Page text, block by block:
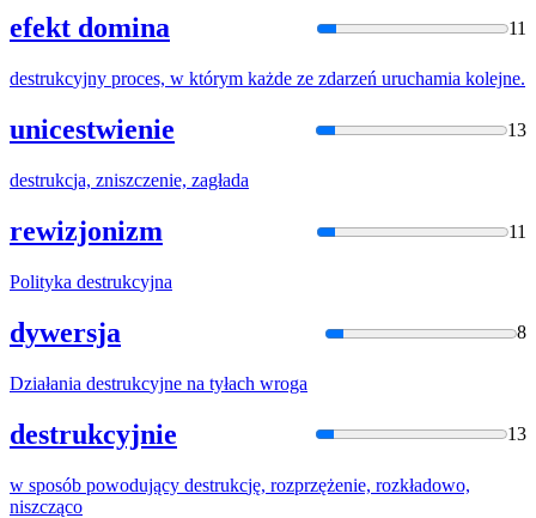
efekt domina 11
destrukcyjny proces, w którym każde ze zdarzeń uruchamia kolejne.
unicestwienie 13
destrukcja, zniszczenie, zagłada
rewizjonizm 11
Polityka destrukcyjna
dywersja 8
Działania destrukcyjne na tyłach wroga
destrukcyjnie 13
w sposób powodujący destrukcję, rozprzężenie, rozkładowo,
niszcząco